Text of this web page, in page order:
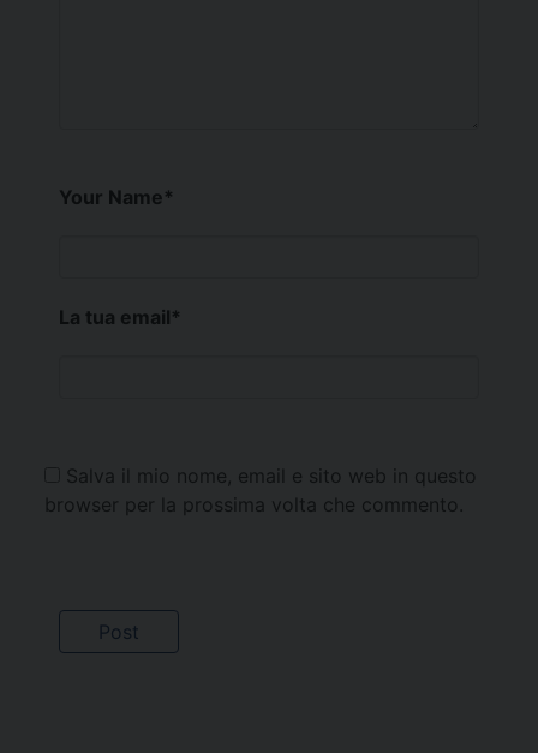
Your Name*
La tua email*
Salva il mio nome, email e sito web in questo
browser per la prossima volta che commento.